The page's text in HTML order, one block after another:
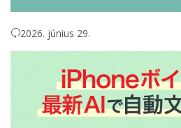
2026. június 29.